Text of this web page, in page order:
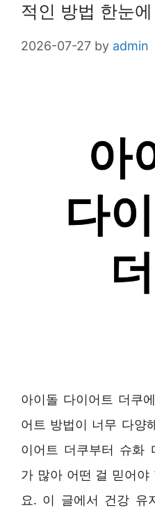
적인 방법 한눈
2026-07-27 by admin
아이돌 다이어트 더쿠
어트 방법이 너무 다양
이어트 더쿠부터 슈화
가 많아 어떤 걸 믿어야
요. 이 글에서 건강 유